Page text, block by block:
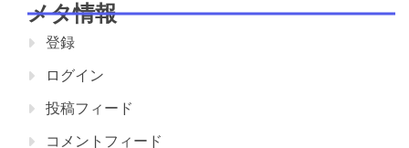
メタ情報
登録
ログイン
投稿フィード
コメントフィード